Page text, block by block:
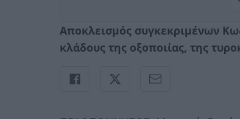
Αποκλεισμός συγκεκριμένων
κλάδους της οξοποιίας, της